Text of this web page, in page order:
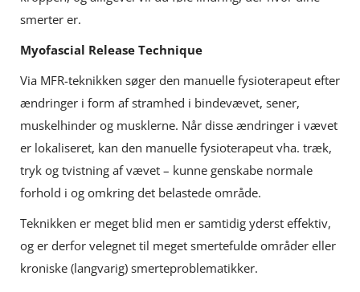
smerter er.
Myofascial Release Technique
Via MFR-teknikken søger den manuelle fysioterapeut efter
ændringer i form af stramhed i bindevævet, sener,
muskelhinder og musklerne. Når disse ændringer i vævet
er lokaliseret, kan den manuelle fysioterapeut vha. træk,
tryk og tvistning af vævet – kunne genskabe normale
forhold i og omkring det belastede område.
Teknikken er meget blid men er samtidig yderst effektiv,
og er derfor velegnet til meget smertefulde områder eller
kroniske (langvarig) smerteproblematikker.